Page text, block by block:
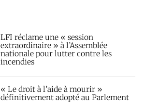
LFI réclame une « session
extraordinaire » à l’Assemblée
nationale pour lutter contre les
incendies
« Le droit à l’aide à mourir »
définitivement adopté au Parlement